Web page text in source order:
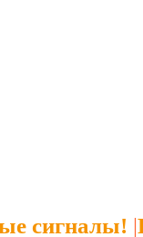
сигналы! |